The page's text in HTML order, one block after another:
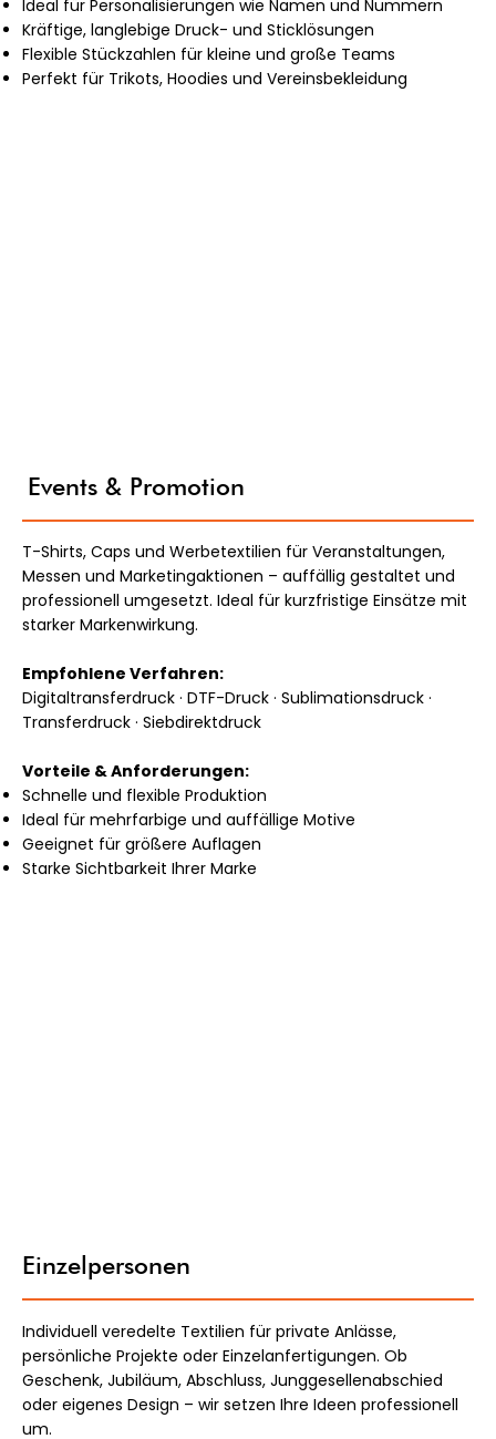
Ideal für Personalisierungen wie Namen und Nummern
Kräftige, langlebige Druck- und Sticklösungen
Flexible Stückzahlen für kleine und große Teams
Perfekt für Trikots, Hoodies und Vereinsbekleidung
Events & Promotion
T-Shirts, Caps und Werbetextilien für Veranstaltungen,
Messen und Marketingaktionen – auffällig gestaltet und
professionell umgesetzt. Ideal für kurzfristige Einsätze mit
starker Markenwirkung.
Empfohlene Verfahren:
Digitaltransferdruck · DTF-Druck · Sublimationsdruck ·
Transferdruck · Siebdirektdruck
Vorteile & Anforderungen:
Schnelle und flexible Produktion
Ideal für mehrfarbige und auffällige Motive
Geeignet für größere Auflagen
Starke Sichtbarkeit Ihrer Marke
Individuell veredelte Textilien für private Anlässe,
persönliche Projekte oder Einzelanfertigungen. Ob
Geschenk, Jubiläum, Abschluss, Junggesellenabschied
oder eigenes Design – wir setzen Ihre Ideen professionell
um.
Einzelpersonen